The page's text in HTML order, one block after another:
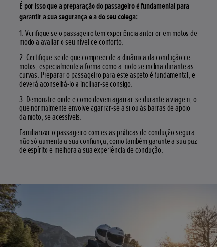
É por isso que a preparação do passageiro é fundamental para
garantir a sua segurança e a do seu colega:
1. Verifique se o passageiro tem experiência anterior em motos de
modo a avaliar o seu nível de conforto.
2. Certifique-se de que compreende a dinâmica da condução de
motos, especialmente a forma como a moto se inclina durante as
curvas. Preparar o passageiro para este aspeto é fundamental, e
deverá aconselhá-lo a inclinar-se consigo.
3. Demonstre onde e como devem agarrar-se durante a viagem, o
que normalmente envolve agarrar-se a si ou às barras de apoio
da moto, se acessíveis.
Familiarizar o passageiro com estas práticas de condução segura
não só aumenta a sua confiança, como também garante a sua paz
de espírito e melhora a sua experiência de condução.